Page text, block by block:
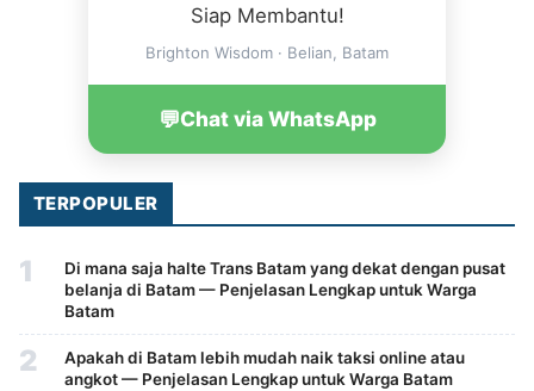
Siap Membantu!
Brighton Wisdom · Belian, Batam
💬Chat via WhatsApp
TERPOPULER
1
Di mana saja halte Trans Batam yang dekat dengan pusat
belanja di Batam — Penjelasan Lengkap untuk Warga
Batam
2
Apakah di Batam lebih mudah naik taksi online atau
angkot — Penjelasan Lengkap untuk Warga Batam